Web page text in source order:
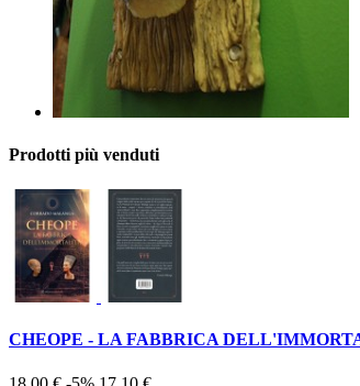
Prodotti più venduti
CHEOPE - LA FABBRICA